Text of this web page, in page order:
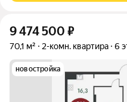
9 474 500 ₽
70,1 м² 2-комн. квартира 6
новостройка